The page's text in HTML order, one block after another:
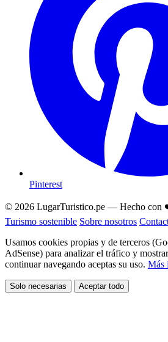
Pinterest
© 2026 LugarTuristico.pe — Hecho
Turismo sostenible Sobre nosotros
Usamos cookies propias y de terceros
AdSense) para analizar el tráfico y
continuar navegando aceptas su uso. Más
Solo necesarias Aceptar todo